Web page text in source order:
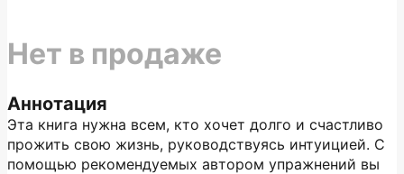
Аннотация
Эта книга нужна всем, кто хочет долго и счастливо
прожить свою жизнь, руководствуясь интуицией. С
помощью рекомендуемых автором упражнений вы
Нет в продаже